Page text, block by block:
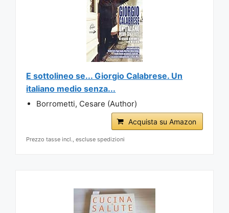
E sottolineo se... Giorgio Calabrese. Un
italiano medio senza...
Borrometti, Cesare (Author)
Acquista su Amazon
Prezzo tasse incl., escluse spedizioni